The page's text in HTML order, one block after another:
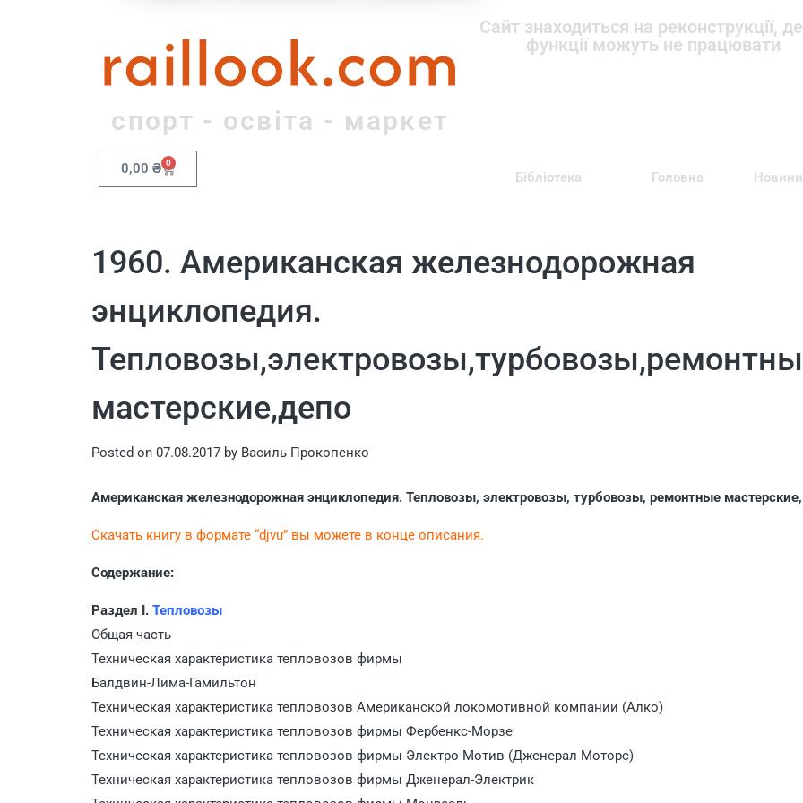
raillook.com
спорт - освіта - маркет
Сайт знаходиться на реконструкції,
функції можуть не працювати
0,00 ₴ 0
Бібліотека Головна Новини
1960. Американская железнодорожная
энциклопедия.
мастерские,депо
Posted on 07.08.2017 by Василь Прокопенко
Американская железнодорожная энциклопедия. Тепловозы, электровозы, турбовозы, ремонтные
Скачать книгу в формате “djvu” вы можете в конце описания.
Содержание:
Раздел I. Тепловозы
Общая часть
Техническая характеристика тепловозов фирмы
Балдвин-Лима-Гамильтон
Техническая характеристика тепловозов Американской локомотивной компании (Алко)
Техническая характеристика тепловозов фирмы Фербенкс-Морзе
Техническая характеристика тепловозов фирмы Электро-Мотив (Дженерал Моторс)
Техническая характеристика тепловозов фирмы Дженерал-Электрик